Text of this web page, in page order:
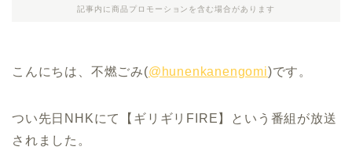
記事内に商品プロモーションを含む場合があります
こんにちは、不燃ごみ(@hunenkanengomi)です。
つい先日NHKにて【ギリギリFIRE】という番組が放送
されました。